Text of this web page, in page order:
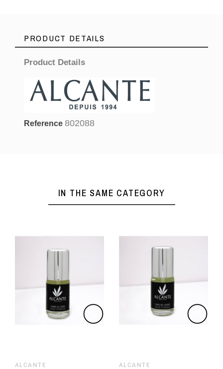
PRODUCT DETAILS
Product Details
Reference 802088
IN THE SAME CATEGORY
ALCANTE ALCANTE